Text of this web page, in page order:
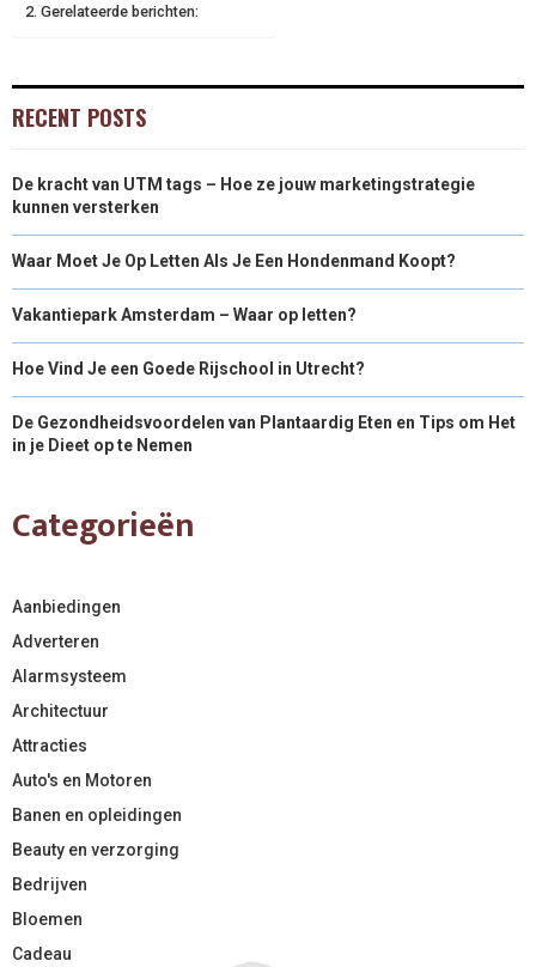
Gerelateerde berichten:
RECENT POSTS
De kracht van UTM tags – Hoe ze jouw marketingstrategie
kunnen versterken
Waar Moet Je Op Letten Als Je Een Hondenmand Koopt?
Vakantiepark Amsterdam – Waar op letten?
Hoe Vind Je een Goede Rijschool in Utrecht?
De Gezondheidsvoordelen van Plantaardig Eten en Tips om Het
in je Dieet op te Nemen
Categorieën
Aanbiedingen
Adverteren
Alarmsysteem
Architectuur
Attracties
Auto's en Motoren
Banen en opleidingen
Beauty en verzorging
Bedrijven
Bloemen
Cadeau